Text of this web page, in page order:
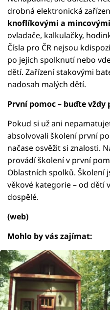
drobná elektronická
knoflíkovými a
ovladače, kalkulačky,
Čísla pro ČR nejsou
po jejich spolknutí nebo
dětí. Zařízení stakovými
nadosah malých dětí.
První pomoc – buďte vždy
Pokud si už ani
absolvovali školení první
načase osvěžit si znalosti.
provádí školení v první
Oblastních spolků. Školení
věkové kategorie – od dětí
dospělé.
(web)
Mohlo by vás zajímat: